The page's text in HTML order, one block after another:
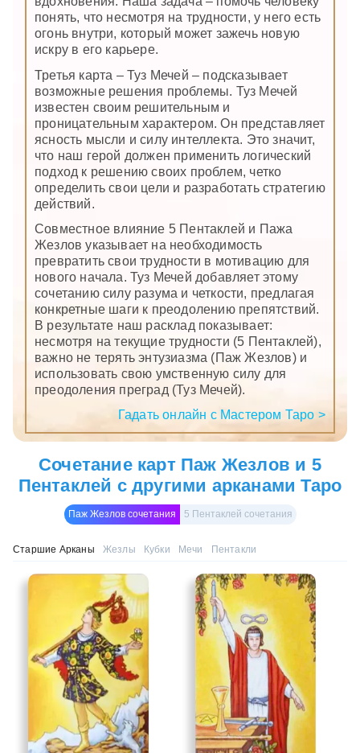
понять, что несмотря на трудности, у него есть
огонь внутри, который может зажечь новую
искру в его карьере.
Третья карта – Туз Мечей – подсказывает
возможные решения проблемы. Туз Мечей
известен своим решительным и
проницательным характером. Он представляет
ясность мысли и силу интеллекта. Это значит,
что наш герой должен применить логический
подход к решению своих проблем, четко
определить свои цели и разработать стратегию
действий.
Совместное влияние 5 Пентаклей и Пажа
Жезлов указывает на необходимость
превратить свои трудности в мотивацию для
нового начала. Туз Мечей добавляет этому
сочетанию силу разума и четкости, предлагая
конкретные шаги к преодолению препятствий.
В результате наш расклад показывает:
несмотря на текущие трудности (5 Пентаклей),
важно не терять энтузиазма (Паж Жезлов) и
использовать свою умственную силу для
преодоления преград (Туз Мечей).
Гадать онлайн с Мастером Таро >
Сочетание карт Паж Жезлов и 5
Пентаклей с другими арканами Таро
Паж Жезлов сочетания 5 Пентаклей сочетания
Старшие Арканы Жезлы Кубки Мечи Пентакли